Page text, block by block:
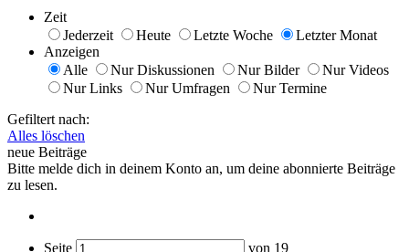
Zeit
Jederzeit
Heute Letzte Woche
Letzter Monat
Anzeigen
Alle
Nur Diskussionen Nur Bilder
Nur Videos
Nur Links
Nur Umfragen
Nur Termine
Gefiltert nach:
Alles löschen
neue Beiträge
Bitte melde dich in deinem Konto an, um deine abonnierte Beiträge
zu lesen.
Seite von 19